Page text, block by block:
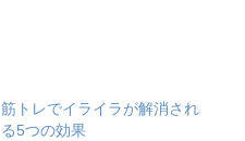
筋トレでイライラが解消され
る5つの効果